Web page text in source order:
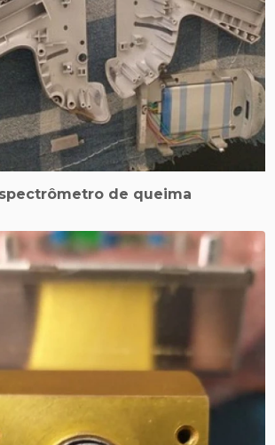
de queima